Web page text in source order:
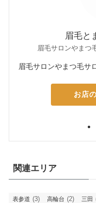
眉毛と
眉毛サロンやまつ
眉毛サロンやまつ毛サ
お店
関連エリア
表参道 (3) 高輪台 (2) 三田